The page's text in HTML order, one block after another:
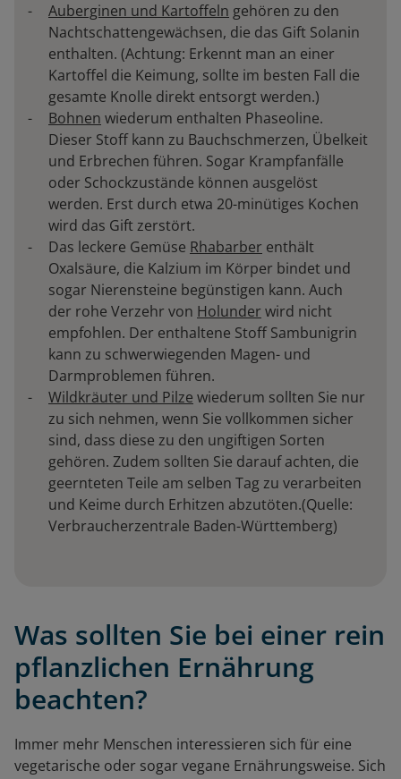
Auberginen und Kartoffeln gehören zu den
Nachtschattengewächsen, die das Gift Solanin
enthalten. (Achtung: Erkennt man an einer
Kartoffel die Keimung, sollte im besten Fall die
gesamte Knolle direkt entsorgt werden.)
Bohnen wiederum enthalten Phaseoline.
Dieser Stoff kann zu Bauchschmerzen, Übelkeit
und Erbrechen führen. Sogar Krampfanfälle
oder Schockzustände können ausgelöst
werden. Erst durch etwa 20-minütiges Kochen
wird das Gift zerstört.
Das leckere Gemüse Rhabarber enthält
Oxalsäure, die Kalzium im Körper bindet und
sogar Nierensteine begünstigen kann. Auch
der rohe Verzehr von Holunder wird nicht
empfohlen. Der enthaltene Stoff Sambunigrin
kann zu schwerwiegenden Magen- und
Darmproblemen führen.
Wildkräuter und Pilze wiederum sollten Sie nur
zu sich nehmen, wenn Sie vollkommen sicher
sind, dass diese zu den ungiftigen Sorten
gehören. Zudem sollten Sie darauf achten, die
geernteten Teile am selben Tag zu verarbeiten
und Keime durch Erhitzen abzutöten.(Quelle:
Verbraucherzentrale Baden-Württemberg)
Was sollten Sie bei einer rein
pflanzlichen Ernährung
beachten?
Immer mehr Menschen interessieren sich für eine
vegetarische oder sogar vegane Ernährungsweise. Sich